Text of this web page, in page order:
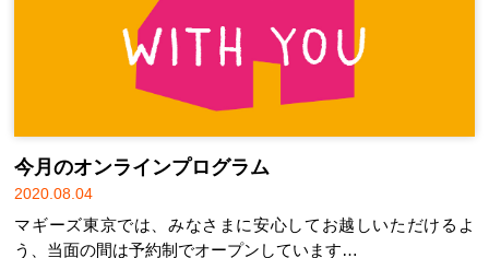
今月のオンラインプログラム
2020.08.04
マギーズ東京では、みなさまに安心してお越しいただけるよ
う、当面の間は予約制でオープンしています…